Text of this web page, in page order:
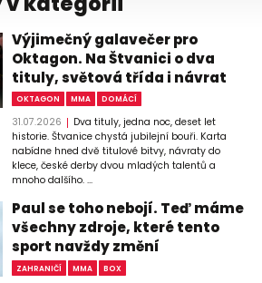
Výjimečný galavečer pro
Oktagon. Na Štvanici o dva
tituly, světová třída i návrat
OKTAGON MMA DOMÁCÍ
31.07.2026
Dva tituly, jedna noc, deset let
historie. Štvanice chystá jubilejní bouři. Karta
nabídne hned dvě titulové bitvy, návraty do
klece, české derby dvou mladých talentů a
mnoho dalšího. ...
Paul se toho nebojí. Teď máme
všechny zdroje, které tento
sport navždy změní
ZAHRANIČÍ MMA BOX